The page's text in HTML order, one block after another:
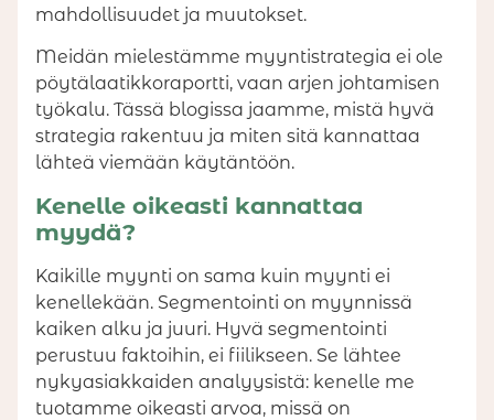
mahdollisuudet ja muutokset.
Meidän mielestämme myyntistrategia ei ole
pöytälaatikkoraportti, vaan arjen johtamisen
työkalu. Tässä blogissa jaamme, mistä hyvä
strategia rakentuu ja miten sitä kannattaa
lähteä viemään käytäntöön.
Kenelle oikeasti kannattaa
myydä?
Kaikille myynti on sama kuin myynti ei
kenellekään. Segmentointi on myynnissä
kaiken alku ja juuri. Hyvä segmentointi
perustuu faktoihin, ei fiilikseen. Se lähtee
nykyasiakkaiden analyysistä: kenelle me
tuotamme oikeasti arvoa, missä on